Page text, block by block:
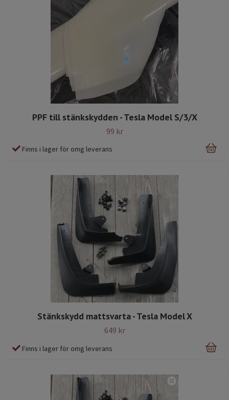
PPF till stänkskydden - Tesla Model S/3/X
99 kr
Finns i lager för omg leverans
Stänkskydd mattsvarta - Tesla Model X
649 kr
Finns i lager för omg leverans